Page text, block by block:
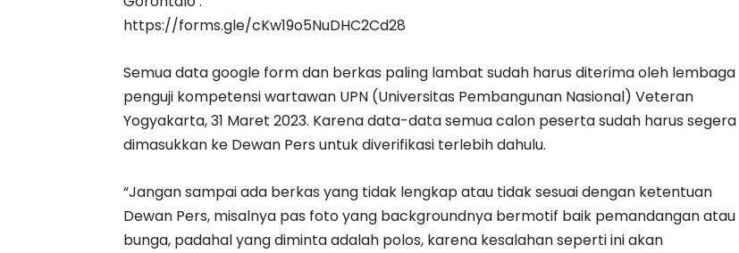
https://forms.gle/cKw19o5NuDHC2Cd28
Semua data google form dan berkas paling lambat sudah harus diterima oleh lembaga
penguji kompetensi wartawan UPN (Universitas Pembangunan Nasional) Veteran
Yogyakarta, 31 Maret 2023. Karena data-data semua calon peserta sudah harus segera
dimasukkan ke Dewan Pers untuk diverifikasi terlebih dahulu.
“Jangan sampai ada berkas yang tidak lengkap atau tidak sesuai dengan ketentuan
Dewan Pers, misalnya pas foto yang backgroundnya bermotif baik pemandangan atau
bunga, padahal yang diminta adalah polos, karena kesalahan seperti ini akan